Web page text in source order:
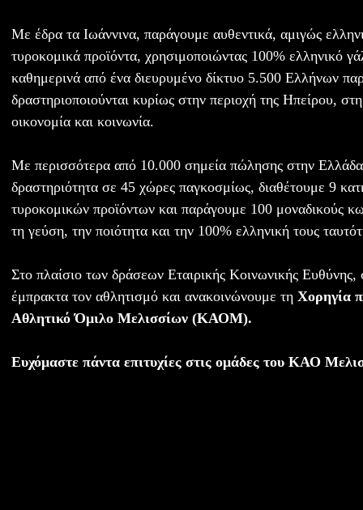
Με έδρα τα Ιωάννινα, παράγουμε αυθεντικά, αμιγώς
τυροκομικά προϊόντα, χρησιμοποιώντας 100% ελληνικό
καθημερινά από ένα διευρυμένο δίκτυο 5.500 Ελλήνων
δραστηριοποιούνται κυρίως στην περιοχή της Ηπείρου,
οικονομία και κοινωνία.
Με περισσότερα από 10.000 σημεία πώλησης στην Ελλάδα
δραστηριότητα σε 45 χώρες παγκοσμίως, διαθέτουμε 9
τυροκομικών προϊόντων και παράγουμε 100 μοναδικούς
τη γεύση, την ποιότητα και την 100% ελληνική τους
Στο πλαίσιο των δράσεων Εταιρικής Κοινωνικής Ευθύνης,
έμπρακτα τον αθλητισμό και ανακοινώνουμε τη Χορηγία
Αθλητικό Όμιλο Μελισσίων (ΚΑΟΜ).
Ευχόμαστε πάντα επιτυχίες στις ομάδες του ΚΑΟ